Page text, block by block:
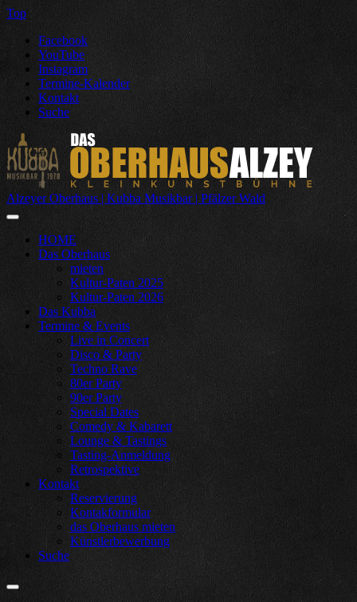
Top
Facebook
YouTube
Instagram
Termine-Kalender
Kontakt
Suche
Alzeyer Oberhaus | Kubba Musikbar | Pfälzer Wald
HOME
Das Oberhaus
mieten
Kultur-Paten 2025
Kultur-Paten 2026
Das Kubba
Termine & Events
Live in Concert
Disco & Party
Techno Rave
80er Party
90er Party
Special Dates
Comedy & Kabarett
Lounge & Tastings
Tasting-Anmeldung
Retrospektive
Kontakt
Reservierung
Kontakformular
das Oberhaus mieten
Künstlerbewerbung
Suche